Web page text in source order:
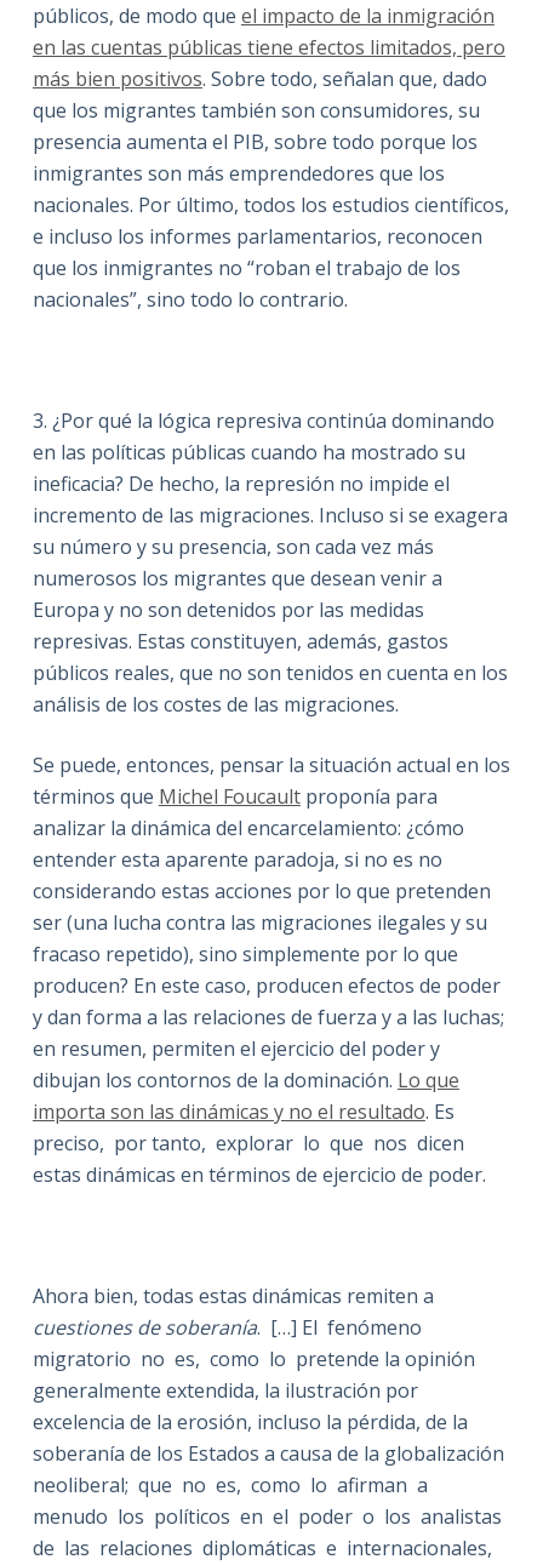
públicos, de modo que el impacto de la inmigración
en las cuentas públicas tiene efectos limitados, pero
más bien positivos. Sobre todo, señalan que, dado
que los migrantes también son consumidores, su
presencia aumenta el PIB, sobre todo porque los
inmigrantes son más emprendedores que los
nacionales. Por último, todos los estudios científicos,
e incluso los informes parlamentarios, reconocen
que los inmigrantes no “roban el trabajo de los
nacionales”, sino todo lo contrario.
3. ¿Por qué la lógica represiva continúa dominando
en las políticas públicas cuando ha mostrado su
ineficacia? De hecho, la represión no impide el
incremento de las migraciones. Incluso si se exagera
su número y su presencia, son cada vez más
numerosos los migrantes que desean venir a
Europa y no son detenidos por las medidas
represivas. Estas constituyen, además, gastos
públicos reales, que no son tenidos en cuenta en los
análisis de los costes de las migraciones.
Se puede, entonces, pensar la situación actual en los
términos que Michel Foucaultproponía para
analizar la dinámica del encarcelamiento: ¿cómo
entender esta aparente paradoja, si no es no
considerando estas acciones por lo que pretenden
ser (una lucha contra las migraciones ilegales y su
fracaso repetido), sino simplemente por lo que
producen? En este caso, producen efectos de poder
y dan forma a las relaciones de fuerza y a las luchas;
en resumen, permiten el ejercicio del poder y
dibujan los contornos de la dominación. Lo que
importa son las dinámicas y no el resultado. Es
preciso, por tanto, explorar lo que nos dicen
estas dinámicas en términos de ejercicio de poder.
Ahora bien, todas estas dinámicas remiten a
cuestiones de soberanía. […] El fenómeno
migratorio no es, como lo pretende la opinión
generalmente extendida, la ilustración por
excelencia de la erosión, incluso la pérdida, de la
soberanía de los Estados a causa de la globalización
neoliberal; que no es, como lo afirman a
menudo los políticos en el poder o los analistas
de las relaciones diplomáticas e internacionales,